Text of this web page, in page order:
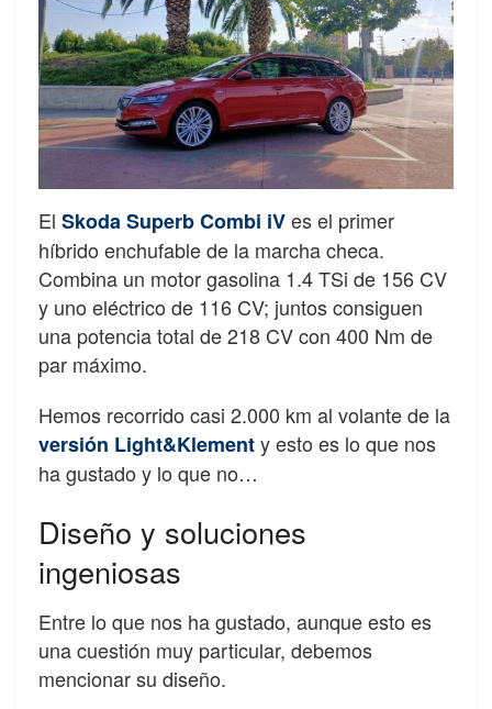
El Skoda Superb Combi iVes el primer
híbrido enchufable de la marcha checa.
Combina un motor gasolina 1.4 TSi de 156 CV
y uno eléctrico de 116 CV; juntos consiguen
una potencia total de 218 CV con 400 Nm de
par máximo.
Hemos recorrido casi 2.000 km al volante de la
versión Light&Klementy esto es lo que nos
ha gustado y lo que no…
Diseño y soluciones
ingeniosas
Entre lo que nos ha gustado, aunque esto es
una cuestión muy particular, debemos
mencionar su diseño.